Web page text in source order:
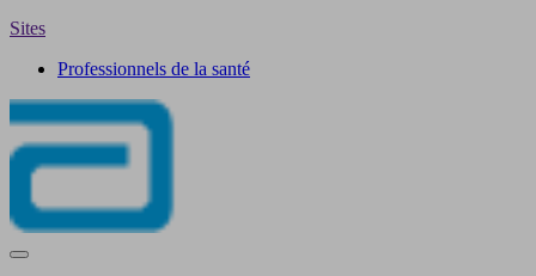
Sites
Professionnels de la santé